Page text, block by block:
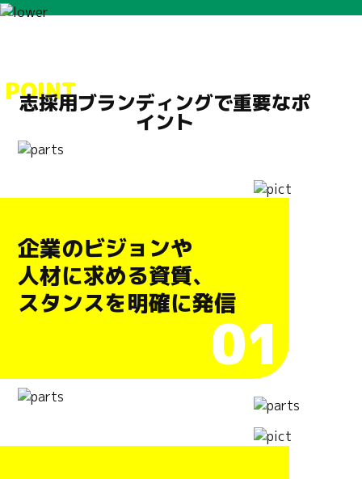
POINT
志採用ブランディングで重要なポ
イント
企業のビジョンや
人材に求める資質、
スタンスを明確に発信
01